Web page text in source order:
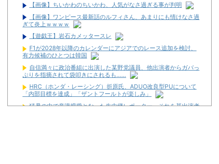
【画像】ちいかわのちいかわ、人気がなさ過ぎる事が判明
【画像】ワンピース最新話のルフィさん、あまりにも情けなさ過
ぎて炎上ｗｗｗｗ
【遊戯王】岩石カメッタースレ
F1が2028年以降のカレンダーにアジアでのレース追加を検討、
有力候補のひとつは韓国
自信満々に政治番組に出演した某野党議員、他出演者からガバっ
ぷりを指摘されて袋叩きにされるも……
HRC（ホンダ・レーシング）折原氏、ADUO改良型PUについて
「内部目標を達成」「ザントフールトが楽しみ」
猛暑の中で意識朦朧となった生中継レポーター、それを某出演者